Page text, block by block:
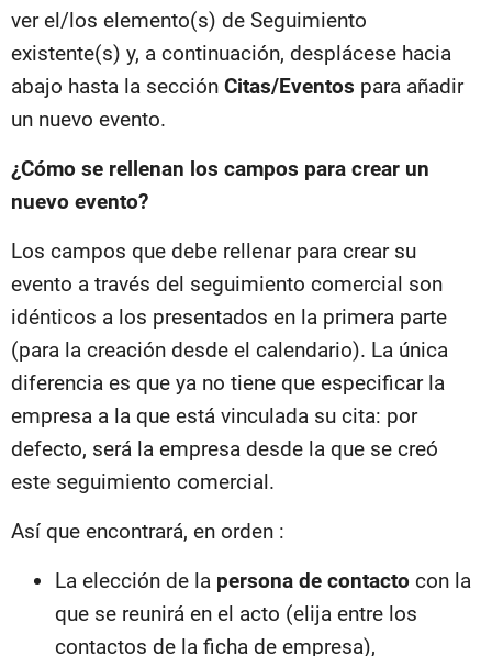
ver el/los elemento(s) de Seguimiento
existente(s) y, a continuación, desplácese hacia
abajo hasta la sección Citas/Eventos para añadir
un nuevo evento.
¿Cómo se rellenan los campos para crear un
nuevo evento?
Los campos que debe rellenar para crear su
evento a través del seguimiento comercial son
idénticos a los presentados en la primera parte
(para la creación desde el calendario). La única
diferencia es que ya no tiene que especificar la
empresa a la que está vinculada su cita: por
defecto, será la empresa desde la que se creó
este seguimiento comercial.
Así que encontrará, en orden :
La elección de la persona de contacto con la
que se reunirá en el acto (elija entre los
contactos de la ficha de empresa),